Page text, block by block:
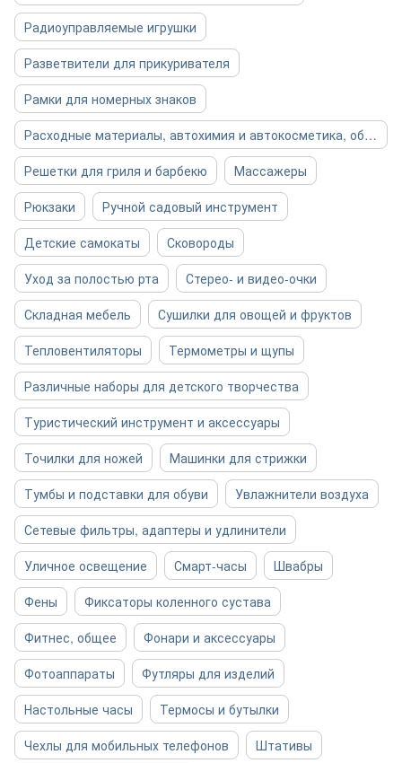
Радиоуправляемые игрушки
Разветвители для прикуривателя
Рамки для номерных знаков
Расходные материалы, автохимия и автокосметика, общее
Решетки для гриля и барбекю
Массажеры
Рюкзаки
Ручной садовый инструмент
Детские самокаты
Сковороды
Уход за полостью рта
Стерео- и видео-очки
Складная мебель
Сушилки для овощей и фруктов
Тепловентиляторы
Термометры и щупы
Различные наборы для детского творчества
Туристический инструмент и аксессуары
Точилки для ножей
Машинки для стрижки
Тумбы и подставки для обуви
Увлажнители воздуха
Сетевые фильтры, адаптеры и удлинители
Уличное освещение
Смарт-часы
Швабры
Фены
Фиксаторы коленного сустава
Фитнес, общее
Фонари и аксессуары
Фотоаппараты
Футляры для изделий
Настольные часы
Термосы и бутылки
Чехлы для мобильных телефонов
Штативы